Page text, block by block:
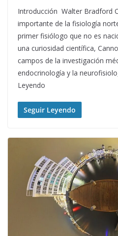
Introducción Walter Bradford
importante de la fisiología
primer fisiólogo que no es
una curiosidad científica,
campos de la investigación
endocrinología y la
Leyendo
Seguir Leyendo